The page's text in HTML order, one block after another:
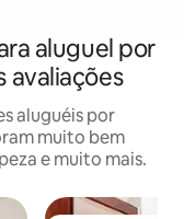
aluguel por
avaliações
aluguéis por
muito bem
e muito mais.